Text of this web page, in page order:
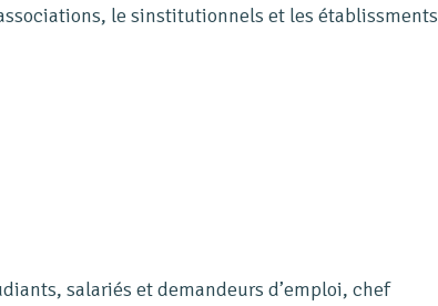
le sinstitutionnels et les établissments
salariés et demandeurs d’emploi, chef